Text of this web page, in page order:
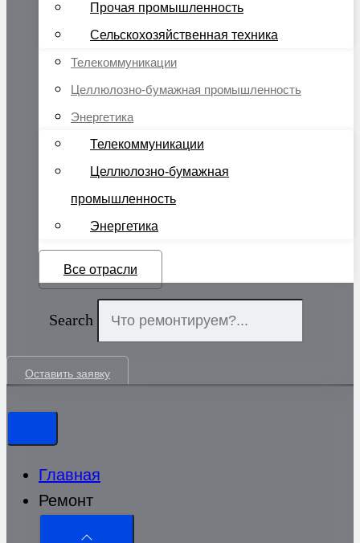
Прочая промышленность
Сельскохозяйственная техника
Телекоммуникации
Целлюлозно-бумажная промышленность
Энергетика
Телекоммуникации
Целлюлозно-бумажная
промышленность
Энергетика
Все отрасли
Search
Оставить заявку
Главная
Ремонт